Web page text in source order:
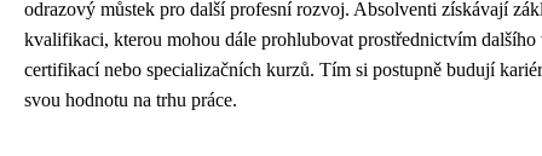
odrazový můstek pro další profesní rozvoj. Absolventi získávají
kvalifikaci, kterou mohou dále prohlubovat prostřednictvím dalšího
certifikací nebo specializačních kurzů. Tím si postupně budují
svou hodnotu na trhu práce.